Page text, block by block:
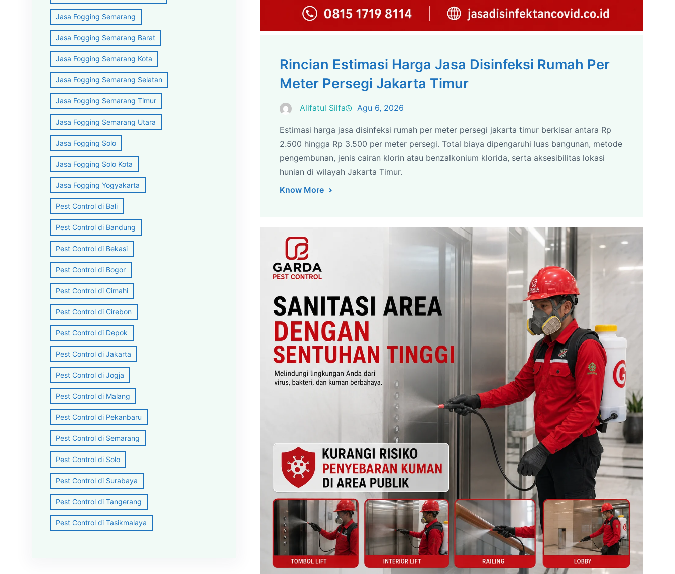
Jasa Fogging Semarang
Jasa Fogging Semarang Barat
Jasa Fogging Semarang Kota
Jasa Fogging Semarang Selatan
Jasa Fogging Semarang Timur
Jasa Fogging Semarang Utara
Jasa Fogging Solo
Jasa Fogging Solo Kota
Jasa Fogging Yogyakarta
Pest Control di Bali
Pest Control di Bandung
Pest Control di Bekasi
Pest Control di Bogor
Pest Control di Cimahi
Pest Control di Cirebon
Pest Control di Depok
Pest Control di Jakarta
Pest Control di Jogja
Pest Control di Malang
Pest Control di Pekanbaru
Pest Control di Semarang
Pest Control di Solo
Pest Control di Surabaya
Pest Control di Tangerang
Pest Control di Tasikmalaya
Rincian Estimasi Harga Jasa Disinfeksi Rumah Per
Meter Persegi Jakarta Timur
Alifatul Silfa Agu 6, 2026
Estimasi harga jasa disinfeksi rumah per meter persegi jakarta timur berkisar antara Rp
2.500 hingga Rp 3.500 per meter persegi. Total biaya dipengaruhi luas bangunan, metode
pengembunan, jenis cairan klorin atau benzalkonium klorida, serta aksesibilitas lokasi
hunian di wilayah Jakarta Timur.
Know More